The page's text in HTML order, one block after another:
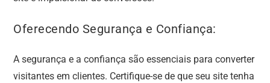
Oferecendo Segurança e Confiança:
A segurança e a confiança são essenciais para converter
visitantes em clientes. Certifique-se de que seu site tenha